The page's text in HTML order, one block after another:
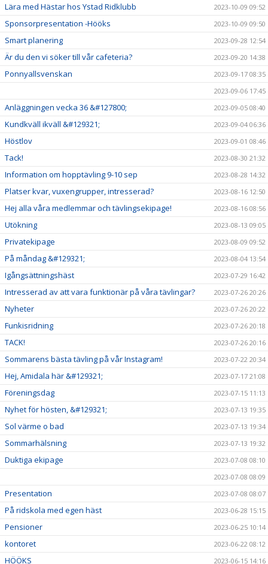
Lära med Hästar hos Ystad Ridklubb 2023-10-09 09:52
Sponsorpresentation -Hööks 2023-10-09 09:50
Smart planering 2023-09-28 12:54
Är du den vi söker till vår cafeteria? 2023-09-20 14:38
Ponnyallsvenskan
2023-09-17 08:35
2023-09-06 17:45
Anläggningen vecka 36 &#127800; 2023-09-05 08:40
Kundkväll ikväll &#129321; 2023-09-04 06:36
Höstlov 2023-09-01 08:46
Tack! 2023-08-30 21:32
Information om hopptävling 9-10 sep 2023-08-28 14:32
Platser kvar, vuxengrupper, intresserad? 2023-08-16 12:50
Hej alla våra medlemmar och tävlingsekipage! 2023-08-16 08:56
Utökning 2023-08-13 09:05
Privatekipage 2023-08-09 09:52
På måndag &#129321; 2023-08-04 13:54
Igångsättningshäst 2023-07-29 16:42
Intresserad av att vara funktionär på våra tävlingar? 2023-07-26 20:26
Nyheter 2023-07-26 20:22
Funkisridning 2023-07-26 20:18
TACK! 2023-07-26 20:16
Sommarens bästa tävling på vår Instagram! 2023-07-22 20:34
Hej, Amidala här &#129321; 2023-07-17 21:08
Föreningsdag 2023-07-15 11:13
Nyhet för hösten, &#129321; 2023-07-13 19:35
Sol värme o bad 2023-07-13 19:34
Sommarhälsning 2023-07-13 19:32
Duktiga ekipage
2023-07-08 08:10
2023-07-08 08:09
Presentation 2023-07-08 08:07
På ridskola med egen häst 2023-06-28 15:15
Pensioner 2023-06-25 10:14
kontoret 2023-06-22 08:12
HÖÖKS 2023-06-15 14:16